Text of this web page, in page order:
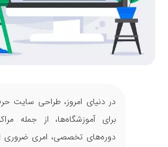
در دنیای امروز، طراحی سایت
برای آموزشگاه‌ها، از جمله
دوره‌های تخصصی، امری ضروری